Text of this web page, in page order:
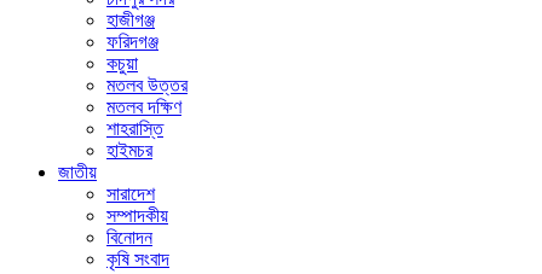
হাজীগঞ্জ
ফরিদগঞ্জ
কচুয়া
মতলব উত্তর
মতলব দক্ষিণ
শাহরাস্তি
হাইমচর
জাতীয়
সারাদেশ
সম্পাদকীয়
বিনোদন
কৃষি সংবাদ